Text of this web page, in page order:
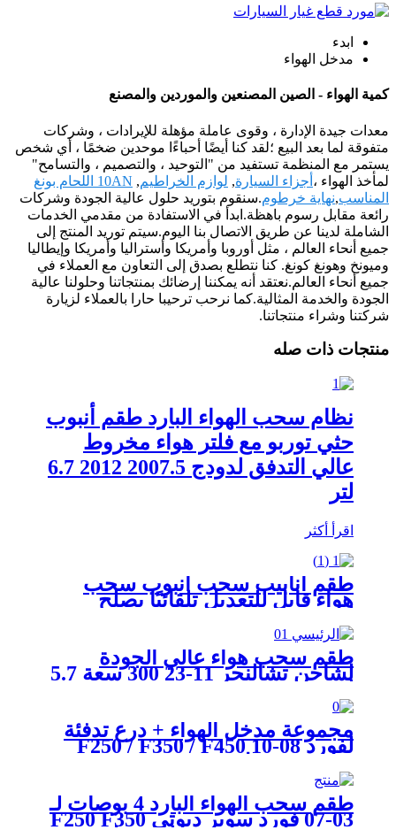
ابدء
مدخل الهواء
كمية الهواء - الصين المصنعين والموردين والمصنع
معدات جيدة الإدارة ، وقوى عاملة مؤهلة للإيرادات ، وشركات
متفوقة لما بعد البيع ؛لقد كنا أيضًا أحباءًا موحدين ضخمًا ، أي شخص
يستمر مع المنظمة تستفيد من "التوحيد ، والتصميم ، والتسامح"
لمأخذ الهواء ، أجزاء السيارة, لوازم الخراطيم,
10AN اللحام بونغ
المناسب,نهاية خرطوم.سنقوم بتوريد حلول عالية الجودة وشركات
رائعة مقابل رسوم باهظة.ابدأ في الاستفادة من مقدمي الخدمات
الشاملة لدينا عن طريق الاتصال بنا اليوم.سيتم توريد المنتج إلى
جميع أنحاء العالم ، مثل أوروبا وأمريكا وأستراليا وأمريكا وإيطاليا
وميونخ وهونغ كونغ. كنا نتطلع بصدق إلى التعاون مع العملاء في
جميع أنحاء العالم.نعتقد أنه يمكننا إرضائك بمنتجاتنا وحلولنا عالية
الجودة والخدمة المثالية.كما نرحب ترحيبا حارا بالعملاء لزيارة
شركتنا وشراء منتجاتنا.
منتجات ذات صله
نظام سحب الهواء البارد طقم أنبوب
حثي توربو مع فلتر هواء مخروط
عالي التدفق لدودج 2007.5 2012 6.7
لتر
اقرأ أكثر
طقم أنابيب سحب أنبوب سحب
هواء قابل للتعديل تلقائيًا يصلح
لشيفي 2006-2010 GM 6.6L
طقم سحب هواء عالي الجودة
لشاحن تشالنجر 11-23 300 سعة 5.7
لتر
مجموعة مدخل الهواء + درع تدفئة
لفورد 08-10 F250 / F350 / F450
6.4L V8 ديزل
طقم سحب الهواء البارد 4 بوصات لـ
03-07 فورد سوبر ديوتي F250 F350